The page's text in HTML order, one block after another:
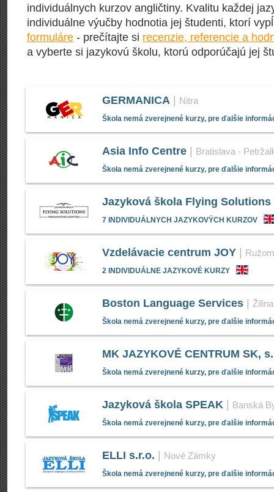
individuálnych kurzov angličtiny. Kvalitu každej
individuálne výučby hodnotia jej študenti, ktorí
formuláre - prečítajte si recenzie, referencie a
a vyberte si jazykovú školu, ktorú odporúčajú jej
GERMANICA Nitra
Škola nemá zverejnené kurzy, pre ďalšie
Asia Info Centre Bratislava -
Škola nemá zverejnené kurzy, pre ďalšie
Jazyková škola Flying Solutions
7 INDIVIDUÁLNYCH JAZYKOVÝCH KURZOV
Vzdelávacie centrum JOY
2 INDIVIDUÁLNE JAZYKOVÉ KURZY
Boston Language Services Žilina
Škola nemá zverejnené kurzy, pre ďalšie
MK JAZYKOVÉ CENTRUM SK,
Škola nemá zverejnené kurzy, pre ďalšie
Jazyková škola SPEAK Banská
Škola nemá zverejnené kurzy, pre ďalšie
ELLI s.r.o. Nové Zámky
Škola nemá zverejnené kurzy, pre ďalšie